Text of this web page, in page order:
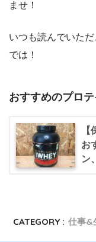
ませ！
いつも読んでいた
では！
おすすめのプロ
お
ン
CATEGORY : 仕事&